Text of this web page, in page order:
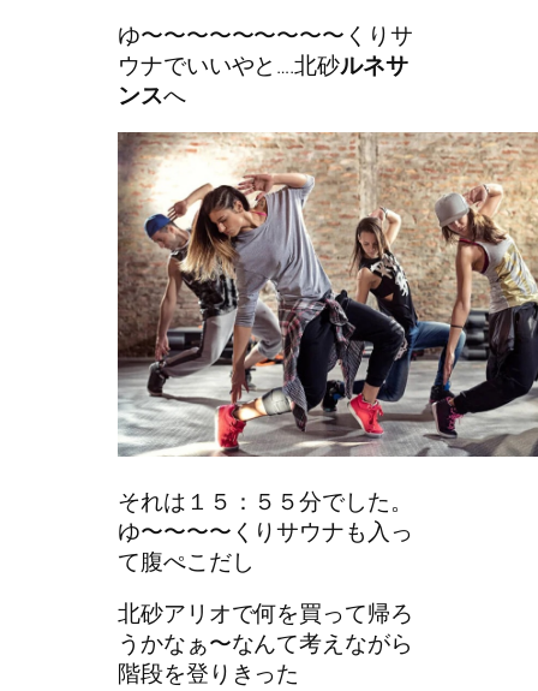
ゆ〜〜〜〜〜〜〜〜〜くりサ
ウナでいいやと….北砂ルネサ
ンスへ
それは１５：５５分でした。
ゆ〜〜〜〜くりサウナも入っ
て腹ぺこだし
北砂アリオで何を買って帰ろ
うかなぁ〜なんて考えながら
階段を登りきった